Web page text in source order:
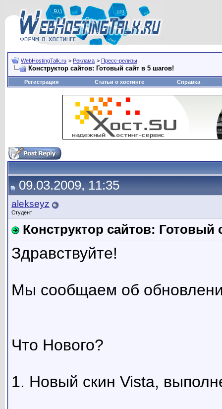
WebHostingTalk.ru > Реклама > Пресс-релизы
Конструктор сайтов: Готовый сайт в 5 шагов!
Регистрация Статьи о хостинге Справка
09.03.2009, 11:35
alekseyz
Студент
Конструктор сайтов: Готовый
Здравствуйте!
Мы сообщаем об
Что Нового?
1. Новый скин Vista,